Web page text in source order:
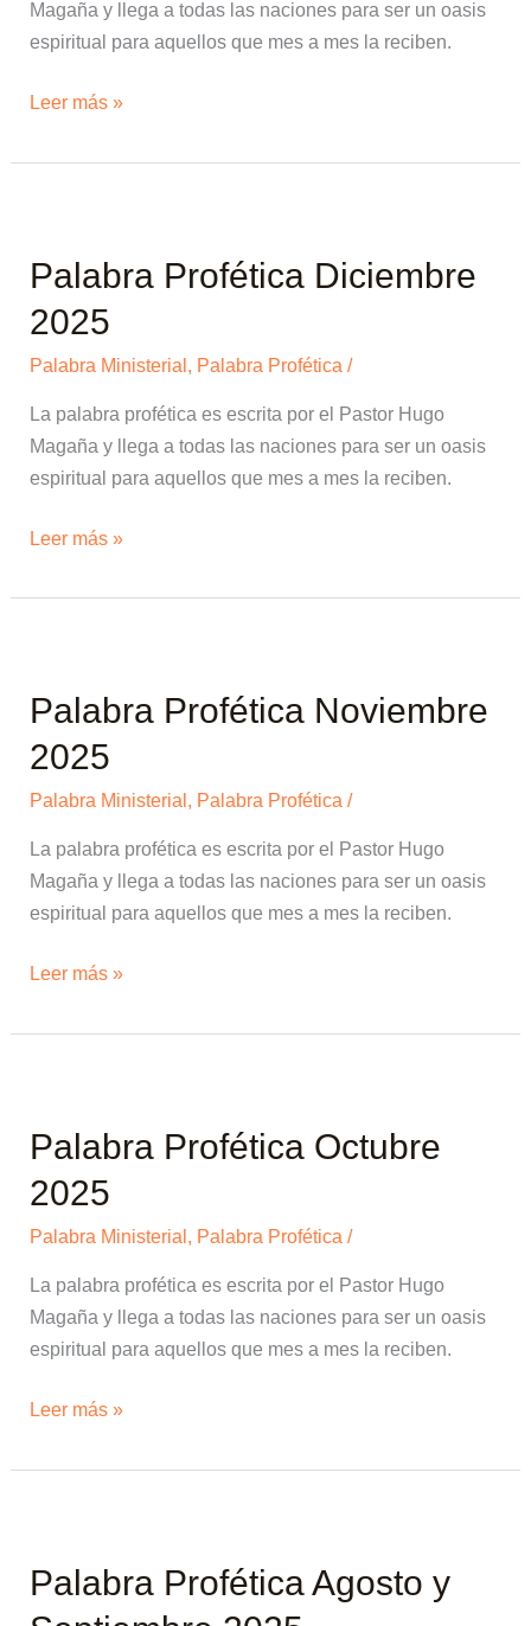
Magaña y llega a todas las naciones para ser un oasis
espiritual para aquellos que mes a mes la reciben.
Leer más »
Palabra Profética Diciembre
2025
Palabra Ministerial , Palabra Profética /
La palabra profética es escrita por el Pastor Hugo
Magaña y llega a todas las naciones para ser un oasis
espiritual para aquellos que mes a mes la reciben.
Diciembre
Leer más »
Palabra Profética Noviembre
2025
Palabra Ministerial , Palabra Profética /
La palabra profética es escrita por el Pastor Hugo
Magaña y llega a todas las naciones para ser un oasis
espiritual para aquellos que mes a mes la reciben.
Noviembre
Leer más »
Palabra Profética Octubre
2025
Palabra Ministerial , Palabra Profética /
La palabra profética es escrita por el Pastor Hugo
Magaña y llega a todas las naciones para ser un oasis
espiritual para aquellos que mes a mes la reciben.
Octubre
Leer más »
Palabra Profética Agosto y
Agosto